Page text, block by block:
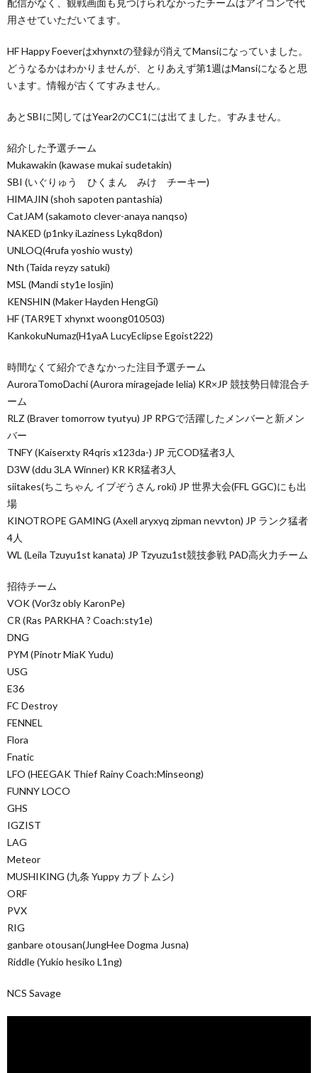
用させていただいてます。
HF Happy Foeverはxhynxtの登録が消えてMansiになっていました。
どうなるかはわかりませんが、とりあえず第1週はMansiになると思
います。情報が古くてすみません。
あとSBIに関してはYear2のCC1には出てました。すみません。
紹介した予選チーム
Mukawakin (kawase mukai sudetakin)
SBI (いぐりゅう ひくまん みけ チーキー)
HIMAJIN (shoh sapoten pantashia)
CatJAM (sakamoto clever-anaya nanqso)
NAKED (p1nky iLaziness Lykq8don)
UNLOQ(4rufa yoshio wusty)
Nth (Taida reyzy satuki)
MSL (Mandi sty1e losjin)
KENSHIN (Maker Hayden HengGi)
HF (TAR9ET xhynxt woong010503)
KankokuNumaz(H1yaA LucyEclipse Egoist222)
時間なくて紹介できなかった注目予選チーム
AuroraTomoDachi (Aurora miragejade lelia) KR×JP 競技勢日韓混合チ
ーム
RLZ (Braver tomorrow tyutyu) JP RPGで活躍したメンバーと新メン
バー
TNFY (Kaiserxty R4qris x123da-) JP 元COD猛者3人
D3W (ddu 3LA Winner) KR KR猛者3人
siitakes(ちこちゃん イブぞうさん roki) JP 世界大会(FFL GGC)にも出
場
KINOTROPE GAMING (Axell aryxyq zipman nevvton) JP ランク猛者
4人
WL (Leila Tzuyu1st kanata) JP Tzyuzu1st競技参戦 PAD高火力チーム
招待チーム
VOK (Vor3z obly KaronPe)
CR (Ras PARKHA ? Coach:sty1e)
DNG
PYM (Pinotr MiaK Yudu)
USG
E36
FC Destroy
FENNEL
Flora
Fnatic
LFO (HEEGAK Thief Rainy Coach:Minseong)
FUNNY LOCO
GHS
IGZIST
LAG
Meteor
MUSHIKING (九条 Yuppy カブトムシ)
ORF
PVX
RIG
ganbare otousan(JungHee Dogma Jusna)
Riddle (Yukio hesiko L1ng)
NCS Savage